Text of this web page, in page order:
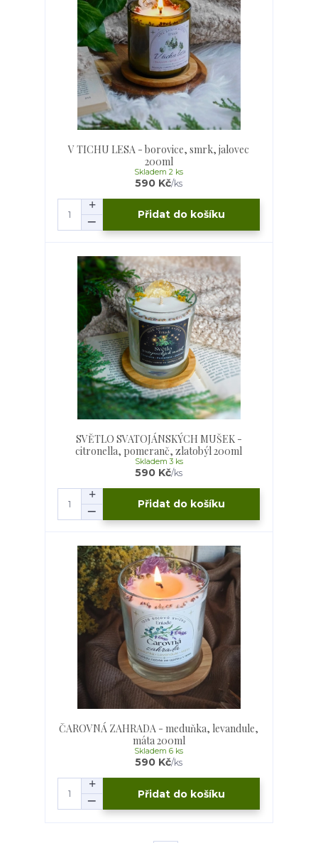
V TICHU LESA - borovice, smrk, jalovec
200ml
590 Kč/ks
Skladem 2 ks
Přidat do košíku
SVĚTLO SVATOJÁNSKÝCH MUŠEK -
citronella, pomeranč, zlatobýl 200ml
590 Kč/ks
Skladem 3 ks
Přidat do košíku
ČAROVNÁ ZAHRADA - meduňka, levandule,
máta 200ml
590 Kč/ks
Skladem 6 ks
Přidat do košíku